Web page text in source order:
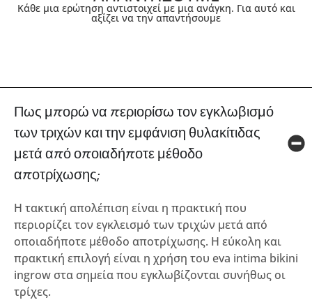
Κάθε μια ερώτηση αντιστοιχεί με μια ανάγκη. Για αυτό και
αξίζει να την απαντήσουμε
Πως μπορώ να περιορίσω τον εγκλωβισμό
των τριχών και την εμφάνιση θυλακίτιδας
μετά από οποιαδήποτε μέθοδο
αποτρίχωσης;
Η τακτική απολέπιση είναι η πρακτική που
περιορίζει τον εγκλεισμό των τριχών μετά από
οποιαδήποτε μέθοδο αποτρίχωσης. Η εύκολη και
πρακτική επιλογή είναι η χρήση του eva intima bikini
ingrow στα σημεία που εγκλωβίζονται συνήθως οι
τρίχες.